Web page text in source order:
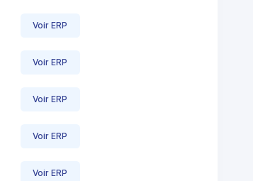
Voir ERP
Voir ERP
Voir ERP
Voir ERP
Voir ERP